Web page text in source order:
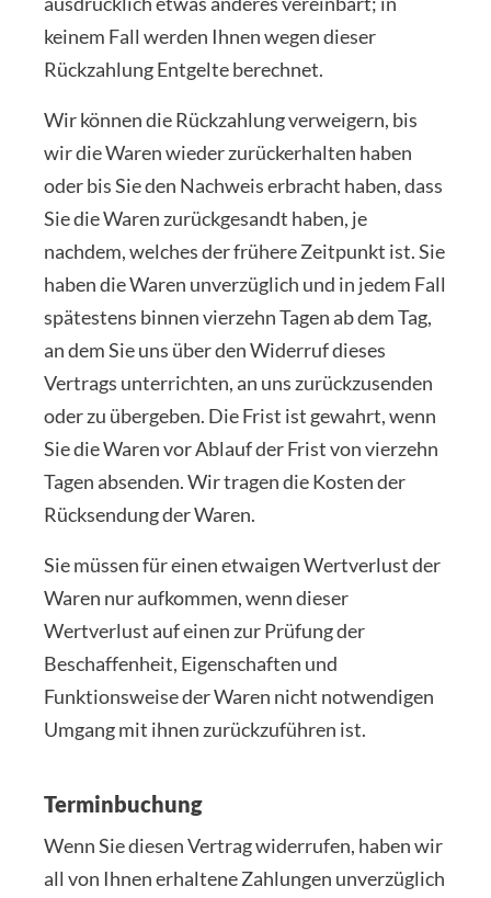
keinem Fall werden Ihnen wegen dieser
Rückzahlung Entgelte berechnet.
Wir können die Rückzahlung verweigern, bis
wir die Waren wieder zurückerhalten haben
oder bis Sie den Nachweis erbracht haben, dass
Sie die Waren zurückgesandt haben, je
nachdem, welches der frühere Zeitpunkt ist. Sie
haben die Waren unverzüglich und in jedem Fall
spätestens binnen vierzehn Tagen ab dem Tag,
an dem Sie uns über den Widerruf dieses
Vertrags unterrichten, an uns zurückzusenden
oder zu übergeben. Die Frist ist gewahrt, wenn
Sie die Waren vor Ablauf der Frist von vierzehn
Tagen absenden. Wir tragen die Kosten der
Rücksendung der Waren.
Sie müssen für einen etwaigen Wertverlust der
Waren nur aufkommen, wenn dieser
Wertverlust auf einen zur Prüfung der
Beschaffenheit, Eigenschaften und
Funktionsweise der Waren nicht notwendigen
Umgang mit ihnen zurückzuführen ist.
Terminbuchung
Wenn Sie diesen Vertrag widerrufen, haben wir
all von Ihnen erhaltene Zahlungen unverzüglich